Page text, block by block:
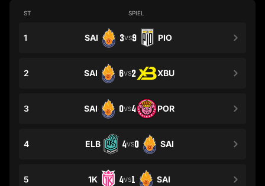
ST SPIEL
1 SAI 3VS9 PIO
2 SAI 6VS2 XBU
3 SAI 0VS4 POR
4 ELB 4VS0 SAI
5 1K 4VS1 SAI